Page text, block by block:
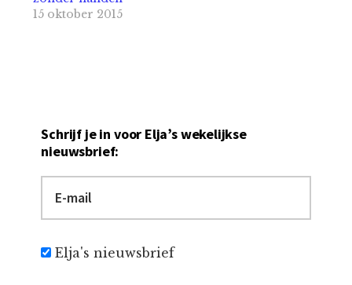
15 oktober 2015
Schrijf je in voor Elja’s wekelijkse
nieuwsbrief:
Elja's nieuwsbrief